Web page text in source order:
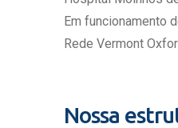
Em funcionamento
Rede Vermont
Nossa